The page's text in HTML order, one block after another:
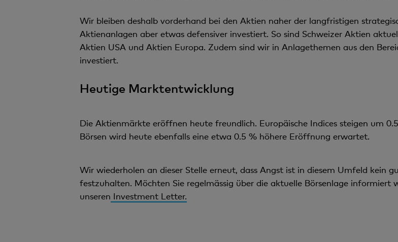
Wir bleiben deshalb vorderhand bei den Aktien naher der langfristigen
Aktienanlagen aber etwas defensiver investiert. So sind Schweizer Aktien
Aktien USA und Aktien Europa. Zudem sind wir in Anlagethemen aus den
investiert.
Heutige Marktentwicklung
Die Aktienmärkte eröffnen heute freundlich. Europäische Indices steigen um
Börsen wird heute ebenfalls eine etwa 0.5 % höhere Eröffnung erwartet.
Wir wiederholen an dieser Stelle erneut, dass Angst ist in diesem Umfeld kein
festzuhalten. Möchten Sie regelmässig über die aktuelle Börsenlage informiert
unseren Investment Letter.